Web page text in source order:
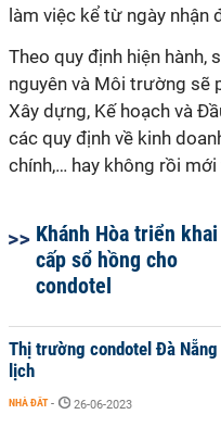
làm việc kể từ ngày nhận
Theo quy định hiện hành,
nguyên và Môi trường sẽ
Xây dựng, Kế hoạch và
các quy định về kinh
chính,… hay không rồi
Khánh Hòa triển khai
cấp sổ hồng cho
condotel
Thị trường condotel Đà
lịch
NHÀ ĐẤT - 26-06-2023